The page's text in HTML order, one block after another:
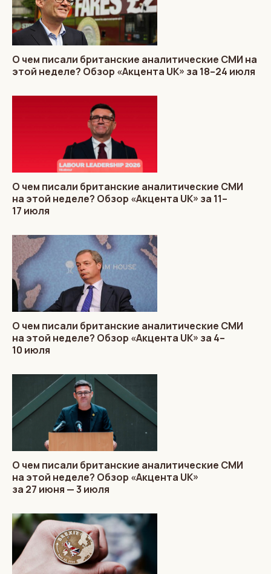
О чем писали британские аналитические СМИ на
этой неделе? Обзор «Акцента UK» за 18–24 июля
О чем писали британские аналитические СМИ
на этой неделе? Обзор «Акцента UK» за 11–
17 июля
О чем писали британские аналитические СМИ
на этой неделе? Обзор «Акцента UK» за 4–
10 июля
О чем писали британские аналитические СМИ
на этой неделе? Обзор «Акцента UK»
за 27 июня — 3 июля